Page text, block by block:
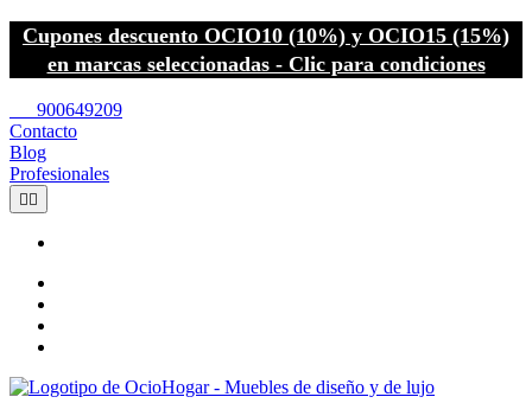
Cupones descuento OCIO10 (10%) y OCIO15 (15%)
en marcas seleccionadas - Clic para condiciones
900649209
Contacto
Blog
Profesionales
 